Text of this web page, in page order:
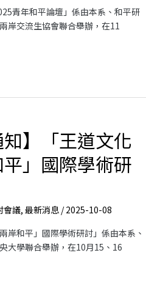
青年和平論壇」係由本系、和平研
岸交流生協會聯合舉辦，在11
知】「王道文化
」國際學術研
會議, 最新消息 /2025-10-08
岸和平」國際學術研討」係由本系、
大學聯合舉辦，在10月15、16